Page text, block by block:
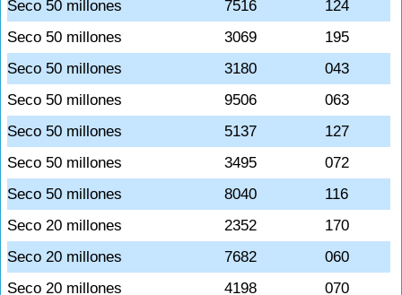
Seco 50 millones
7516
124
Seco 50 millones
3069
195
Seco 50 millones
3180
043
Seco 50 millones
9506
063
Seco 50 millones
5137
127
Seco 50 millones
3495
072
Seco 50 millones
8040
116
Seco 20 millones
2352
170
Seco 20 millones
7682
060
Seco 20 millones
4198
070